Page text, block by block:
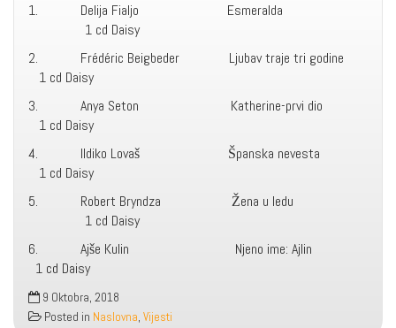
1. Delija Fialjo Esmeralda
1 cd Daisy
2. Frédéric Beigbeder Ljubav traje tri godine
1 cd Daisy
3. Anya Seton Katherine-prvi dio
1 cd Daisy
4. Ildiko Lovaš Španska nevesta
1 cd Daisy
5. Robert Bryndza Žena u ledu
1 cd Daisy
6. Ajše Kulin Njeno ime: Ajlin
1 cd Daisy
9 Oktobra, 2018
Posted in Naslovna, Vijesti